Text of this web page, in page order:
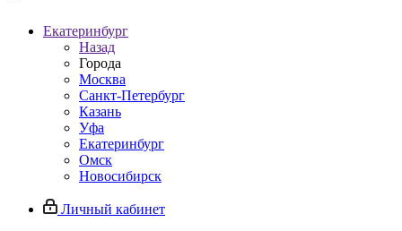
Екатеринбург
Назад
Города
Москва
Санкт-Петербург
Казань
Уфа
Екатеринбург
Омск
Новосибирск
Личный кабинет